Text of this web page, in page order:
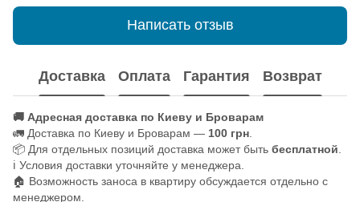
Написать отзыв
Доставка Оплата Гарантия Возврат
🚚 Адресная доставка по Киеву и Броварам
🚛 Доставка по Киеву и Броварам — 100 грн
📦 Для отдельных позиций доставка может быть бесплатной
ℹ️ Условия доставки уточняйте у менеджера.
🏠 Возможность заноса в квартиру обсуждается отдельно с
менеджером.